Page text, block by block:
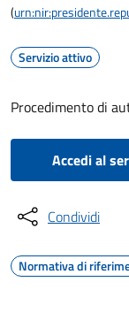
(
Servizio attivo
Procedimento di
Accedi al
Condividi
Normativa di